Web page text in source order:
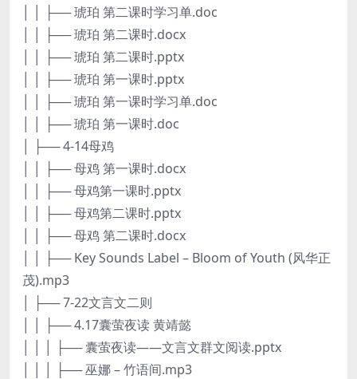
│ │ ├── 琥珀 第二课时学习单.doc
│ │ ├── 琥珀 第二课时.docx
│ │ ├── 琥珀 第二课时.pptx
│ │ ├── 琥珀 第一课时.pptx
│ │ ├── 琥珀 第一课时学习单.doc
│ │ ├── 琥珀 第一课时.doc
│ ├── 4-14母鸡
│ │ ├── 母鸡 第一课时.docx
│ │ ├── 母鸡第一课时.pptx
│ │ ├── 母鸡第二课时.pptx
│ │ ├── 母鸡 第二课时.docx
│ │ ├── Key Sounds Label – Bloom of Youth (风华正
茂).mp3
│ ├── 7-22文言文二则
│ │ ├── 4.17囊萤夜读 黄靖懿
│ │ │ ├── 囊萤夜读——文言文群文阅读.pptx
│ │ │ ├── 巫娜 – 竹语间.mp3